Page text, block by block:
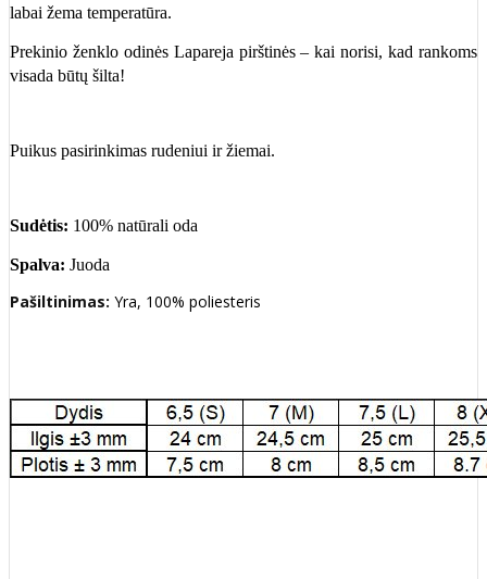
labai žema temperatūra.
Prekinio ženklo odinės Lapareja pirštinės – kai norisi, kad rankoms
visada būtų šilta!
Puikus pasirinkimas rudeniui ir žiemai.
Sudėtis: 100% natūrali oda
Spalva: Juoda
Pašiltinimas: Yra, 100% poliesteris